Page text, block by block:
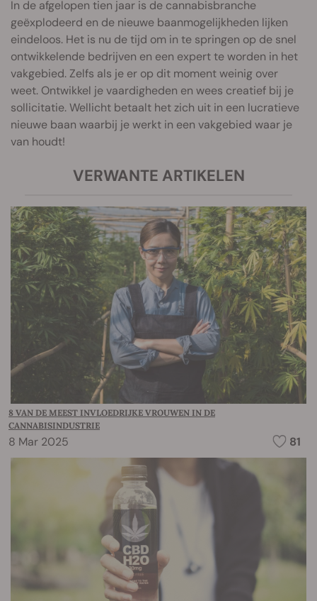
In de afgelopen tien jaar is de cannabisbranche
geëxplodeerd en de nieuwe baanmogelijkheden lijken
eindeloos. Het is nu de tijd om in te springen op de snel
ontwikkelende bedrijven en een expert te worden in het
vakgebied. Zelfs als je er op dit moment weinig over
weet. Ontwikkel je vaardigheden en wees creatief bij je
sollicitatie. Wellicht betaalt het zich uit in een lucratieve
nieuwe baan waarbij je werkt in een vakgebied waar je
van houdt!
VERWANTE ARTIKELEN
8 VAN DE MEEST INVLOEDRIJKE VROUWEN IN DE
CANNABISINDUSTRIE
8 Mar 2025 81